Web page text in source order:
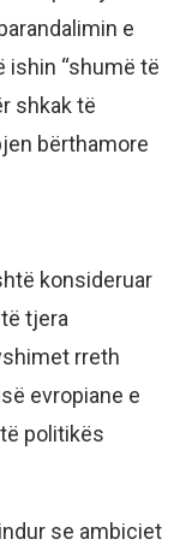
e
ishin “shumë të
shkak të
bërthamore
konsideruar
tjera
rreth
evropiane e
politikës
se ambiciet